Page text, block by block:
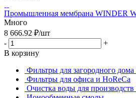
Промышленная мембрана WINDER
Много
8 666.92 ₽/шт
-
+
В корзину
Фильтры для загородного дома
Фильтры для офиса и HoReCa
Очистка воды для